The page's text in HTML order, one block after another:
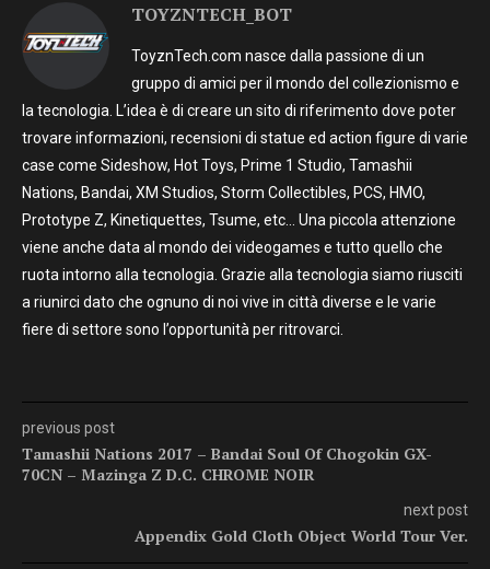
TOYZNTECH_BOT
ToyznTech.com nasce dalla passione di un
gruppo di amici per il mondo del collezionismo e
la tecnologia. L’idea è di creare un sito di riferimento dove poter
trovare informazioni, recensioni di statue ed action figure di varie
case come Sideshow, Hot Toys, Prime 1 Studio, Tamashii
Nations, Bandai, XM Studios, Storm Collectibles, PCS, HMO,
Prototype Z, Kinetiquettes, Tsume, etc… Una piccola attenzione
viene anche data al mondo dei videogames e tutto quello che
ruota intorno alla tecnologia. Grazie alla tecnologia siamo riusciti
a riunirci dato che ognuno di noi vive in città diverse e le varie
fiere di settore sono l’opportunità per ritrovarci.
previous post
Tamashii Nations 2017 – Bandai Soul Of Chogokin GX-
70CN – Mazinga Z D.C. CHROME NOIR
next post
Appendix Gold Cloth Object World Tour Ver.